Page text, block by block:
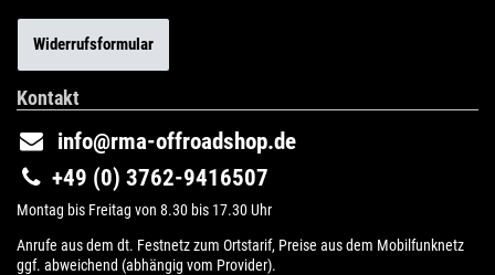
Widerrufsformular
Kontakt
info@rma-offroadshop.de
+49 (0) 3762-9416507
Montag bis Freitag von 8.30 bis 17.30 Uhr
Anrufe aus dem dt. Festnetz zum Ortstarif, Preise aus dem Mobilfunknetz
ggf. abweichend (abhängig vom Provider).